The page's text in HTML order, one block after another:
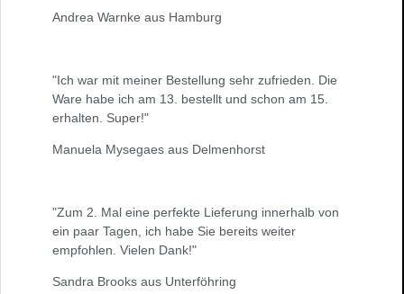
Andrea Warnke aus Hamburg
"Ich war mit meiner Bestellung sehr zufrieden. Die
Ware habe ich am 13. bestellt und schon am 15.
erhalten. Super!"
Manuela Mysegaes aus Delmenhorst
"Zum 2. Mal eine perfekte Lieferung innerhalb von
ein paar Tagen, ich habe Sie bereits weiter
empfohlen. Vielen Dank!"
Sandra Brooks aus Unterföhring